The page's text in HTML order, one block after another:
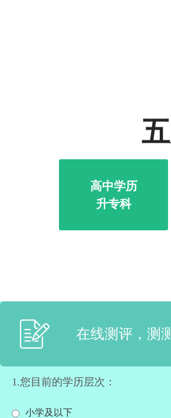
高中学历
升专科
在线测评，测
1.您目前的学历层次：
小学及以下